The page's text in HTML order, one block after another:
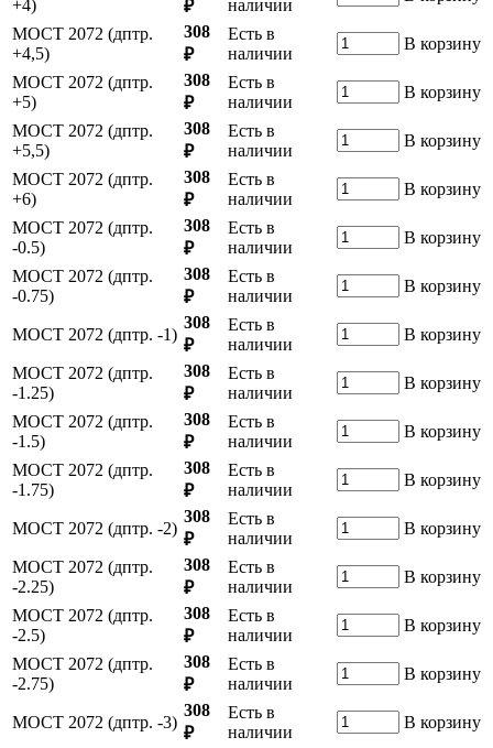
+4) ₽ наличии
МОСТ 2072 (дптр.
+4,5)
308
₽
Есть в
наличии
В корзину
МОСТ 2072 (дптр.
+5)
308
₽
Есть в
наличии
В корзину
МОСТ 2072 (дптр.
+5,5)
308
₽
Есть в
наличии
В корзину
МОСТ 2072 (дптр.
+6)
308
₽
Есть в
наличии
В корзину
МОСТ 2072 (дптр.
-0.5)
308
₽
Есть в
наличии
В корзину
МОСТ 2072 (дптр.
-0.75)
308
₽
Есть в
наличии
В корзину
МОСТ 2072 (дптр. -1)
308
₽
Есть в
наличии
В корзину
МОСТ 2072 (дптр.
-1.25)
308
₽
Есть в
наличии
В корзину
МОСТ 2072 (дптр.
-1.5)
308
₽
Есть в
наличии
В корзину
МОСТ 2072 (дптр.
-1.75)
308
₽
Есть в
наличии
В корзину
МОСТ 2072 (дптр. -2)
308
₽
Есть в
наличии
В корзину
МОСТ 2072 (дптр.
-2.25)
308
₽
Есть в
наличии
В корзину
МОСТ 2072 (дптр.
-2.5)
308
₽
Есть в
наличии
В корзину
МОСТ 2072 (дптр.
-2.75)
308
₽
Есть в
наличии
В корзину
МОСТ 2072 (дптр. -3)
308
₽
Есть в
наличии
В корзину